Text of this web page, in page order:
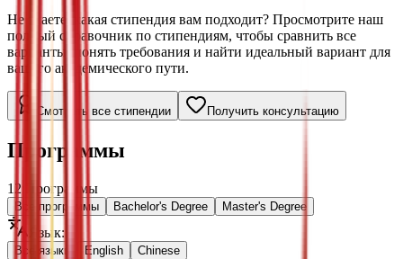
Не знаете, какая стипендия вам подходит? Просмотрите наш
полный справочник по стипендиям, чтобы сравнить все
варианты, понять требования и найти идеальный вариант для
вашего академического пути.
Смотреть все стипендии Получить консультацию
Программы
12 Программы
Все программы Bachelor's Degree Master's Degree
Язык:
Все языки English Chinese